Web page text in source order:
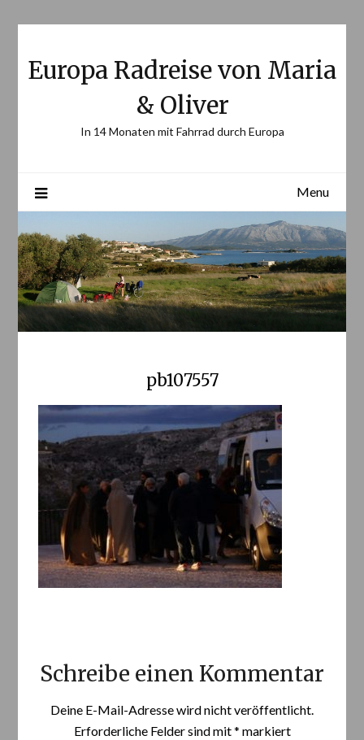
Europa Radreise von Maria
& Oliver
In 14 Monaten mit Fahrrad durch Europa
Menu
pb107557
Schreibe einen Kommentar
Deine E-Mail-Adresse wird nicht veröffentlicht.
Erforderliche Felder sind mit* markiert